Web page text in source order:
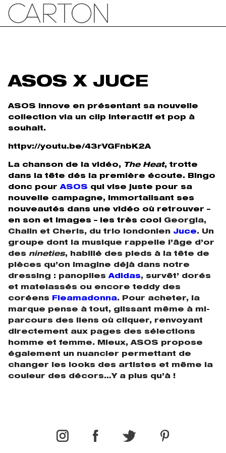
ASOS X JUCE
ASOS innove en présentant sa nouvelle
collection via un clip interactif et pop à
souhait.
httpv://youtu.be/43rVGFnbK2A
La chanson de la vidéo, The Heat, trotte
dans la tête dés la première écoute. Bingo
donc pourASOS qui vise juste pour sa
nouvelle campagne, immortalisant ses
nouveautés dans une vidéo où retrouver –
en son et images – les très cool Georgia,
Chalin et Cheris, du trio londonien Juce. Un
groupe dont la musique rappelle l’âge d’or
des nineties, habillé des pieds à la tête de
pièces qu’on imagine déjà dans notre
dressing : panopliesAdidas, survêt’ dorés
et matelassés ou encore teddy des
coréens
Fleamadonna. Pour acheter, la
marque pense à tout, glissant même à mi-
parcours des liens où cliquer, renvoyant
directement aux pages des sélections
homme et femme. Mieux, ASOS propose
également un nuancier permettant de
changer les looks des artistes et même la
couleur des décors…Y a plus qu’à !